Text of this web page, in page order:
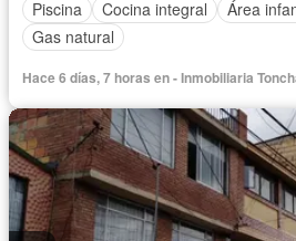
Piscina
Cocina integral Área
Gas natural
Hace 6 días, 7 horas en - Inmobiliaria